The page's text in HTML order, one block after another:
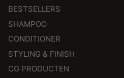
BESTSELLERS
SHAMPOO
CONDITIONER
STYLING & FINISH
CG PRODUCTEN